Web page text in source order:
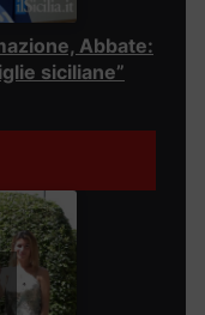
Abbate:
siciliane”